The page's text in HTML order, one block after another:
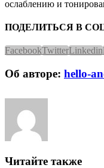
ослаблению и
ПОДЕЛИТЬСЯ В
FacebookTwitterLinkedin
Об авторе: hello-
Читайте также